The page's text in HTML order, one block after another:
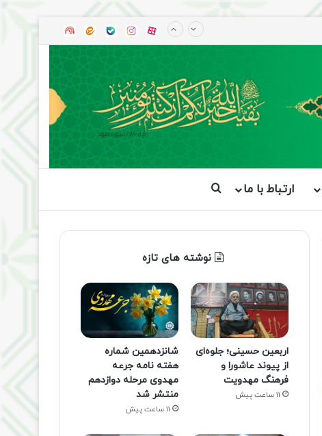
آپاراتاینستاگرام
بله ایتا شنوتو
ارتباط با ما جستجو برای
نوشته های تازه
اربعین حسینی؛ جلوه‌ای
از پیوند عاشورا و
فرهنگ مهدویت
11 ساعت پیش
شانزدهمین شماره
هفته‌ نامه جرعه
مهدوی مرحله دوازدهم
منتشر شد
11 ساعت پیش